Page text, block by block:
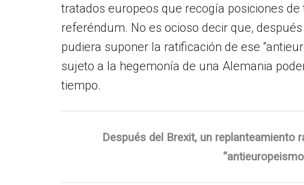
tratados europeos que recogía posiciones
referéndum. No es ocioso decir que,
pudiera suponer la ratificación de ese
sujeto a la hegemonía de una Alemania
tiempo.
Después del Brexit, un replanteamiento